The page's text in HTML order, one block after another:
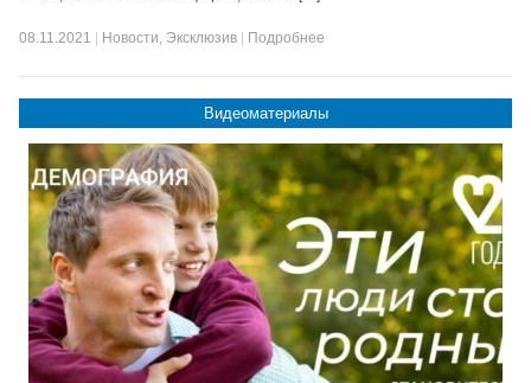
08.11.2021 Новости, Эксклюзив Подробнее
Видеоматериалы